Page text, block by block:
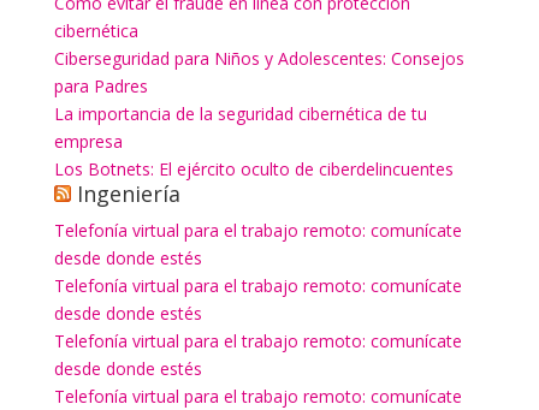
cibernética
Ciberseguridad para Niños y Adolescentes: Consejos
para Padres
La importancia de la seguridad cibernética de tu
empresa
Los Botnets: El ejército oculto de ciberdelincuentes
Ingeniería
Telefonía virtual para el trabajo remoto: comunícate
desde donde estés
Telefonía virtual para el trabajo remoto: comunícate
desde donde estés
Telefonía virtual para el trabajo remoto: comunícate
desde donde estés
Telefonía virtual para el trabajo remoto: comunícate